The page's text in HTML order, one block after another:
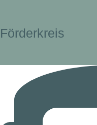
Förderkreis